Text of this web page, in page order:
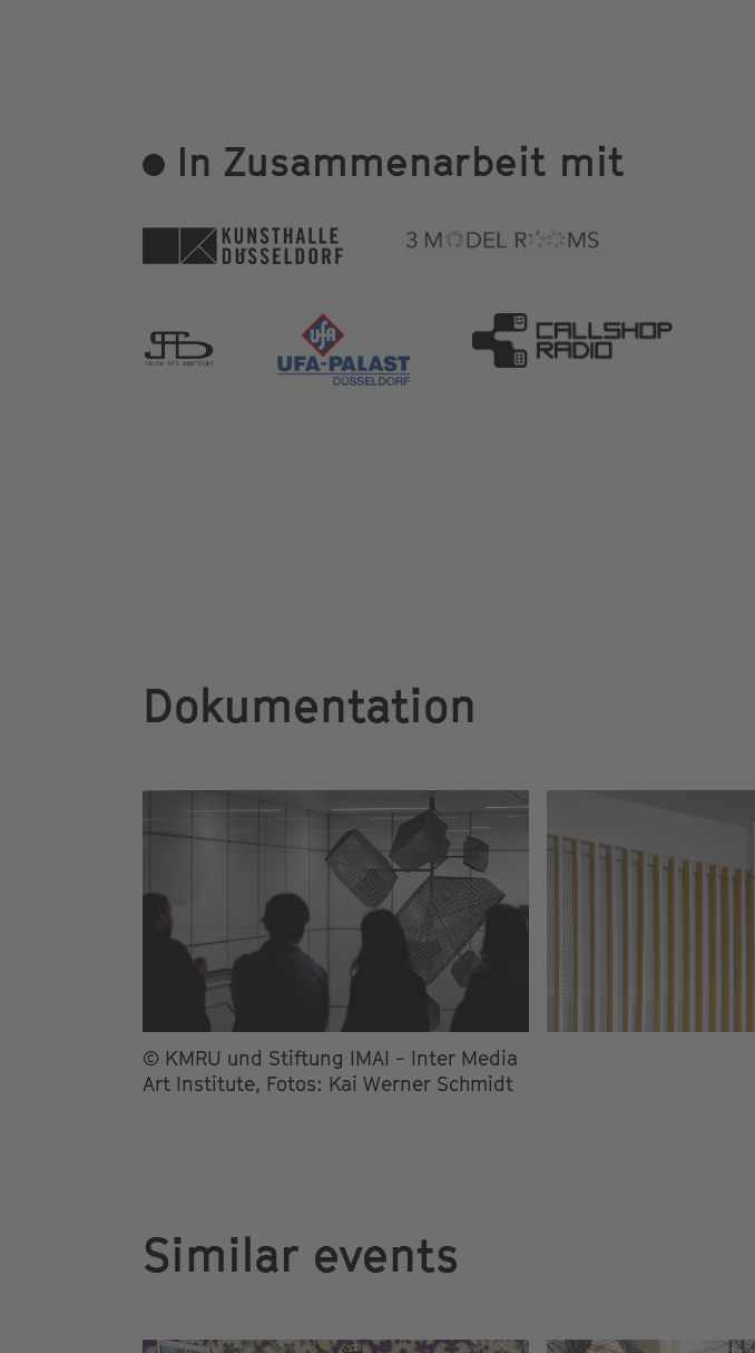
In Zusammenarbeit mit
Dokumentation
© KMRU und Stiftung IMAI - Inter Media
Art Institute, Fotos: Kai Werner Schmidt
Similar events